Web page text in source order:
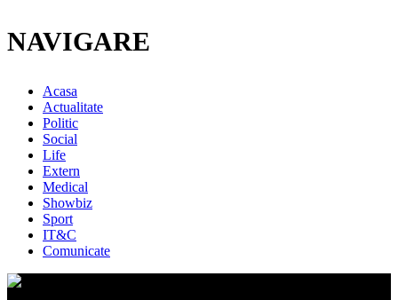
NAVIGARE
Acasa
Actualitate
Politic
Social
Life
Extern
Medical
Showbiz
Sport
IT&C
Comunicate